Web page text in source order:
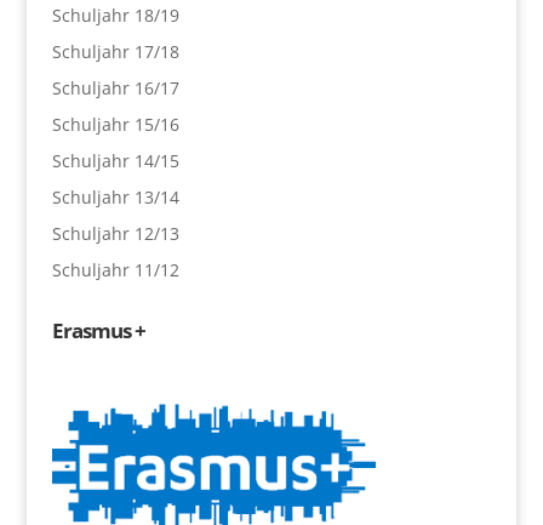
Schuljahr 18/19
Schuljahr 17/18
Schuljahr 16/17
Schuljahr 15/16
Schuljahr 14/15
Schuljahr 13/14
Schuljahr 12/13
Schuljahr 11/12
Erasmus +